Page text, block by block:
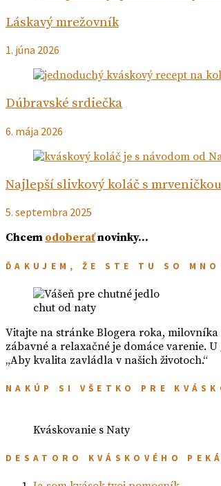
Láskavý mrežovník
1. júna 2026
Dúbravské srdiečka
6. mája 2026
Najlepší slivkový koláč s
5. septembra 2025
Chcem odoberaťnovinky…
ĎAKUJEM, ŽE STE TU SO
chut od naty
Vitajte na stránke Blogera roka,
zábavné a relaxačné je domáce varenie. U
„Aby kvalita zavládla v našich životoch.“
NAKÚP SI VŠETKO PRE
Kváskovanie s Naty
DESATORO KVÁSKOVÉHO